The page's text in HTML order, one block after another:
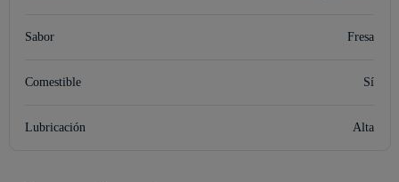
Sabor Fresa
Comestible Sí
Lubricación Alta